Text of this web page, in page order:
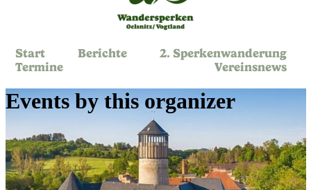
Start Berichte
2. Sperkenwanderung
Termine
Vereinsnews
Events by this organizer